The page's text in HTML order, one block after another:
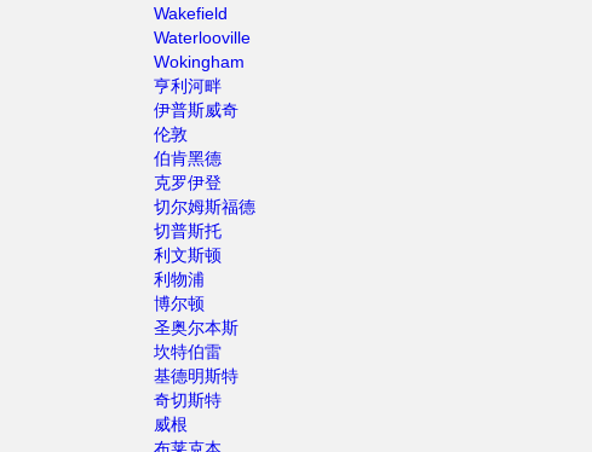
Wakefield
Waterlooville
Wokingham
亨利河畔
伊普斯威奇
伦敦
伯肯黑德
克罗伊登
切尔姆斯福德
切普斯托
利文斯顿
利物浦
博尔顿
圣奥尔本斯
坎特伯雷
基德明斯特
奇切斯特
威根